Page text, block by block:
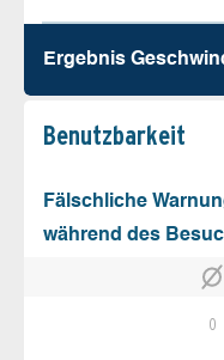
Ergebnis
Benutz­barkeit
Fälschliche
während des
0